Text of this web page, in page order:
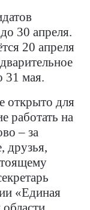
30 апреля.
20 апреля
31 мая.
открыто для
работать на
– за
друзья,
«Единая